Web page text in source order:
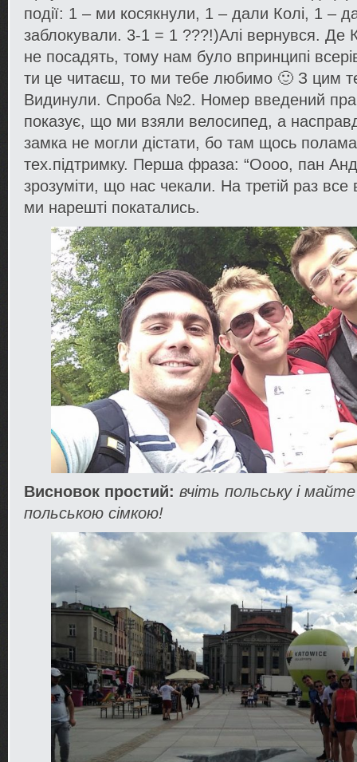
події: 1 – ми косякнули, 1 – дали Колі, 1 –
заблокували. 3-1 = 1 ???!)Алі вернувся.
не посадять, тому нам було впринципі
ти це читаєш, то ми тебе любимо 🙂 З цим
Видинули. Спроба №2. Номер введений
показує, що ми взяли велосипед, а
замка не могли дістати, бо там щось
тех.підтримку. Перша фраза: “Оооо, пан
зрозуміти, що нас чекали. На третій раз
ми нарешті покатались.
Висновок простий: вчіть польську і
польською сімкою!